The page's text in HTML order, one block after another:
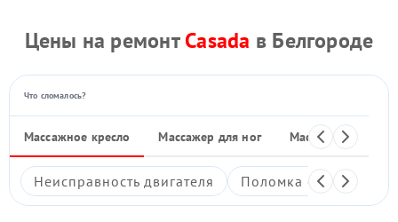
Цены на ремонтCasada в Белгороде
Что сломалось?
Массажное кресло Массажер для ног Массажные
Неисправность двигателя Поломка системы